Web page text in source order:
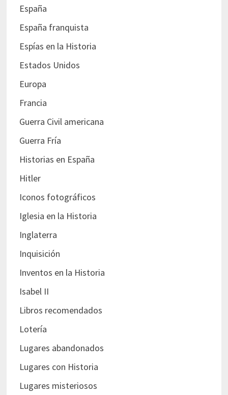
España
España franquista
Espías en la Historia
Estados Unidos
Europa
Francia
Guerra Civil americana
Guerra Fría
Historias en España
Hitler
Iconos fotográficos
Iglesia en la Historia
Inglaterra
Inquisición
Inventos en la Historia
Isabel II
Libros recomendados
Lotería
Lugares abandonados
Lugares con Historia
Lugares misteriosos